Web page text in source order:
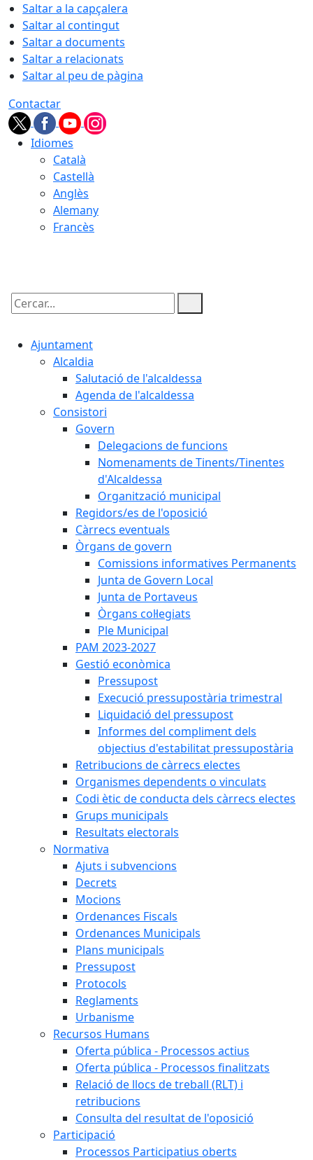
Saltar a la capçalera
Saltar al contingut
Saltar a documents
Saltar a relacionats
Saltar al peu de pàgina
Contactar
Idiomes
Català
Castellà
Anglès
Alemany
Francès
Cercar:
Ajuntament
Alcaldia
Salutació de l'alcaldessa
Agenda de l'alcaldessa
Consistori
Govern
Delegacions de funcions
Nomenaments de Tinents/Tinentes
d'Alcaldessa
Organització municipal
Regidors/es de l'oposició
Càrrecs eventuals
Òrgans de govern
Comissions informatives Permanents
Junta de Govern Local
Junta de Portaveus
Òrgans col·legiats
Ple Municipal
PAM 2023-2027
Gestió econòmica
Pressupost
Execució pressupostària trimestral
Liquidació del pressupost
Informes del compliment dels
objectius d'estabilitat pressupostària
Retribucions de càrrecs electes
Organismes dependents o vinculats
Codi ètic de conducta dels càrrecs electes
Grups municipals
Resultats electorals
Normativa
Ajuts i subvencions
Decrets
Mocions
Ordenances Fiscals
Ordenances Municipals
Plans municipals
Pressupost
Protocols
Reglaments
Urbanisme
Recursos Humans
Oferta pública - Processos actius
Oferta pública - Processos finalitzats
Relació de llocs de treball (RLT) i
retribucions
Consulta del resultat de l'oposició
Participació
Processos Participatius oberts